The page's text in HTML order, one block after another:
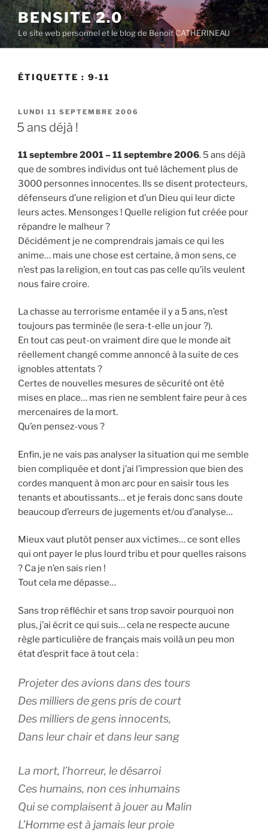
Aller
au
contenu
principal
BENSITE 2.0
Le site web personnel et le blog de Benoît CATHERINEAU
ÉTIQUETTE : 9-11
PUBLIÉ
LE
LUNDI 11 SEPTEMBRE 2006
5 ans déjà !
11 septembre 2001 – 11 septembre 2006. 5 ans déjà
que de sombres individus ont tué lâchement plus de
3000 personnes innocentes. Ils se disent protecteurs,
défenseurs d’une religion et d’un Dieu qui leur dicte
leurs actes. Mensonges ! Quelle religion fut créée pour
répandre le malheur ?
Décidément je ne comprendrais jamais ce qui les
anime… mais une chose est certaine, à mon sens, ce
n’est pas la religion, en tout cas pas celle qu’ils veulent
nous faire croire.
La chasse au terrorisme entamée il y a 5 ans, n’est
toujours pas terminée (le sera-t-elle un jour ?).
En tout cas peut-on vraiment dire que le monde ait
réellement changé comme annoncé à la suite de ces
ignobles attentats ?
Certes de nouvelles mesures de sécurité ont été
mises en place… mas rien ne semblent faire peur à ces
mercenaires de la mort.
Qu’en pensez-vous ?
Enfin, je ne vais pas analyser la situation qui me semble
bien compliquée et dont j’ai l’impression que bien des
cordes manquent à mon arc pour en saisir tous les
tenants et aboutissants… et je ferais donc sans doute
beaucoup d’erreurs de jugements et/ou d’analyse…
Mieux vaut plutôt penser aux victimes… ce sont elles
qui ont payer le plus lourd tribu et pour quelles raisons
? Ca je n’en sais rien !
Tout cela me dépasse…
Sans trop réfléchir et sans trop savoir pourquoi non
plus, j’ai écrit ce qui suis… cela ne respecte aucune
règle particulière de français mais voilà un peu mon
état d’esprit face à tout cela :
Projeter des avions dans des tours
Des milliers de gens pris de court
Des milliers de gens innocents,
Dans leur chair et dans leur sang
La mort, l’horreur, le désarroi
Ces humains, non ces inhumains
Qui se complaisent à jouer au Malin
L’Homme est à jamais leur proie